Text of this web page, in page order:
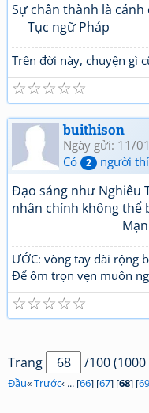
Sự chân thành là
Tục ngữ Pháp
Trên đời này, chuyện gì
☆
☆
☆
☆
☆
buithison
Ngày gửi: 11/
Có
2 người
Đạo sáng như Nghiêu
nhân chính không
Mạnh
ƯỚC: vòng tay dài rộng
Để ôm trọn vẹn muôn
☆
☆
☆
☆
☆
Trang /100
Đầu«Trước‹ ... [66] [67] [68] [69